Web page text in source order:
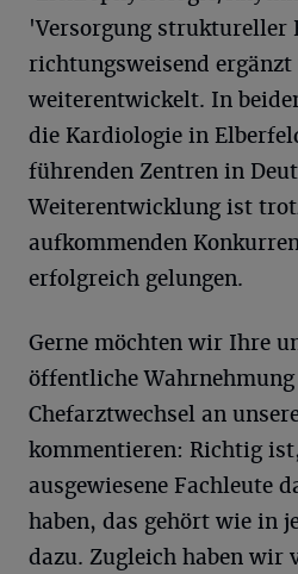
'Versorgung struktureller
richtungsweisend ergänzt
weiterentwickelt. In
die Kardiologie in
führenden Zentren in
Weiterentwicklung ist
aufkommenden
erfolgreich gelungen.
Gerne möchten wir Ihre
öffentliche
Chefarztwechsel an
kommentieren: Richtig
ausgewiesene Fachleute
haben, das gehört wie in
dazu. Zugleich haben wir